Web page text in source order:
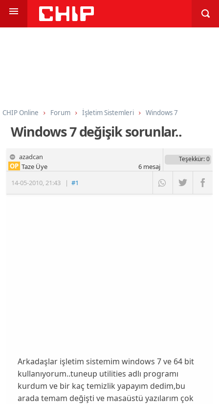
CHIP Online Forum İşletim Sistemleri Windows 7
Windows 7 değişik sorunlar..
azadcan
14-05-2010,21:43 |#1
OP Taze Üye
Teşekkür: 0
6mesaj
Arkadaşlar işletim sistemim windows 7 ve 64 bit
kullanıyorum..tuneup utilities adlı programı
kurdum ve bir kaç temizlik yapayım dedim,bu
arada temam değişti ve masaüstü yazılarım çok